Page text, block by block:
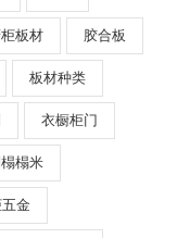
板材 胶合板
板材种类
衣橱柜门
榻米
金